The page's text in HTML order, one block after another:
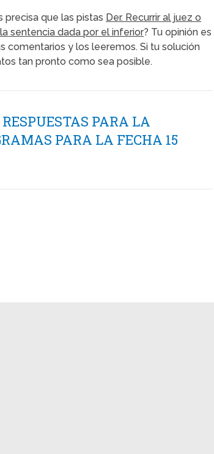
precisa que las pistas Der. Recurrir al juez o
sentencia dada por el inferior? Tu opinión es
comentarios y los leeremos. Si tu solución
tan pronto como sea posible.
PARA LA
PARA LA FECHA 15